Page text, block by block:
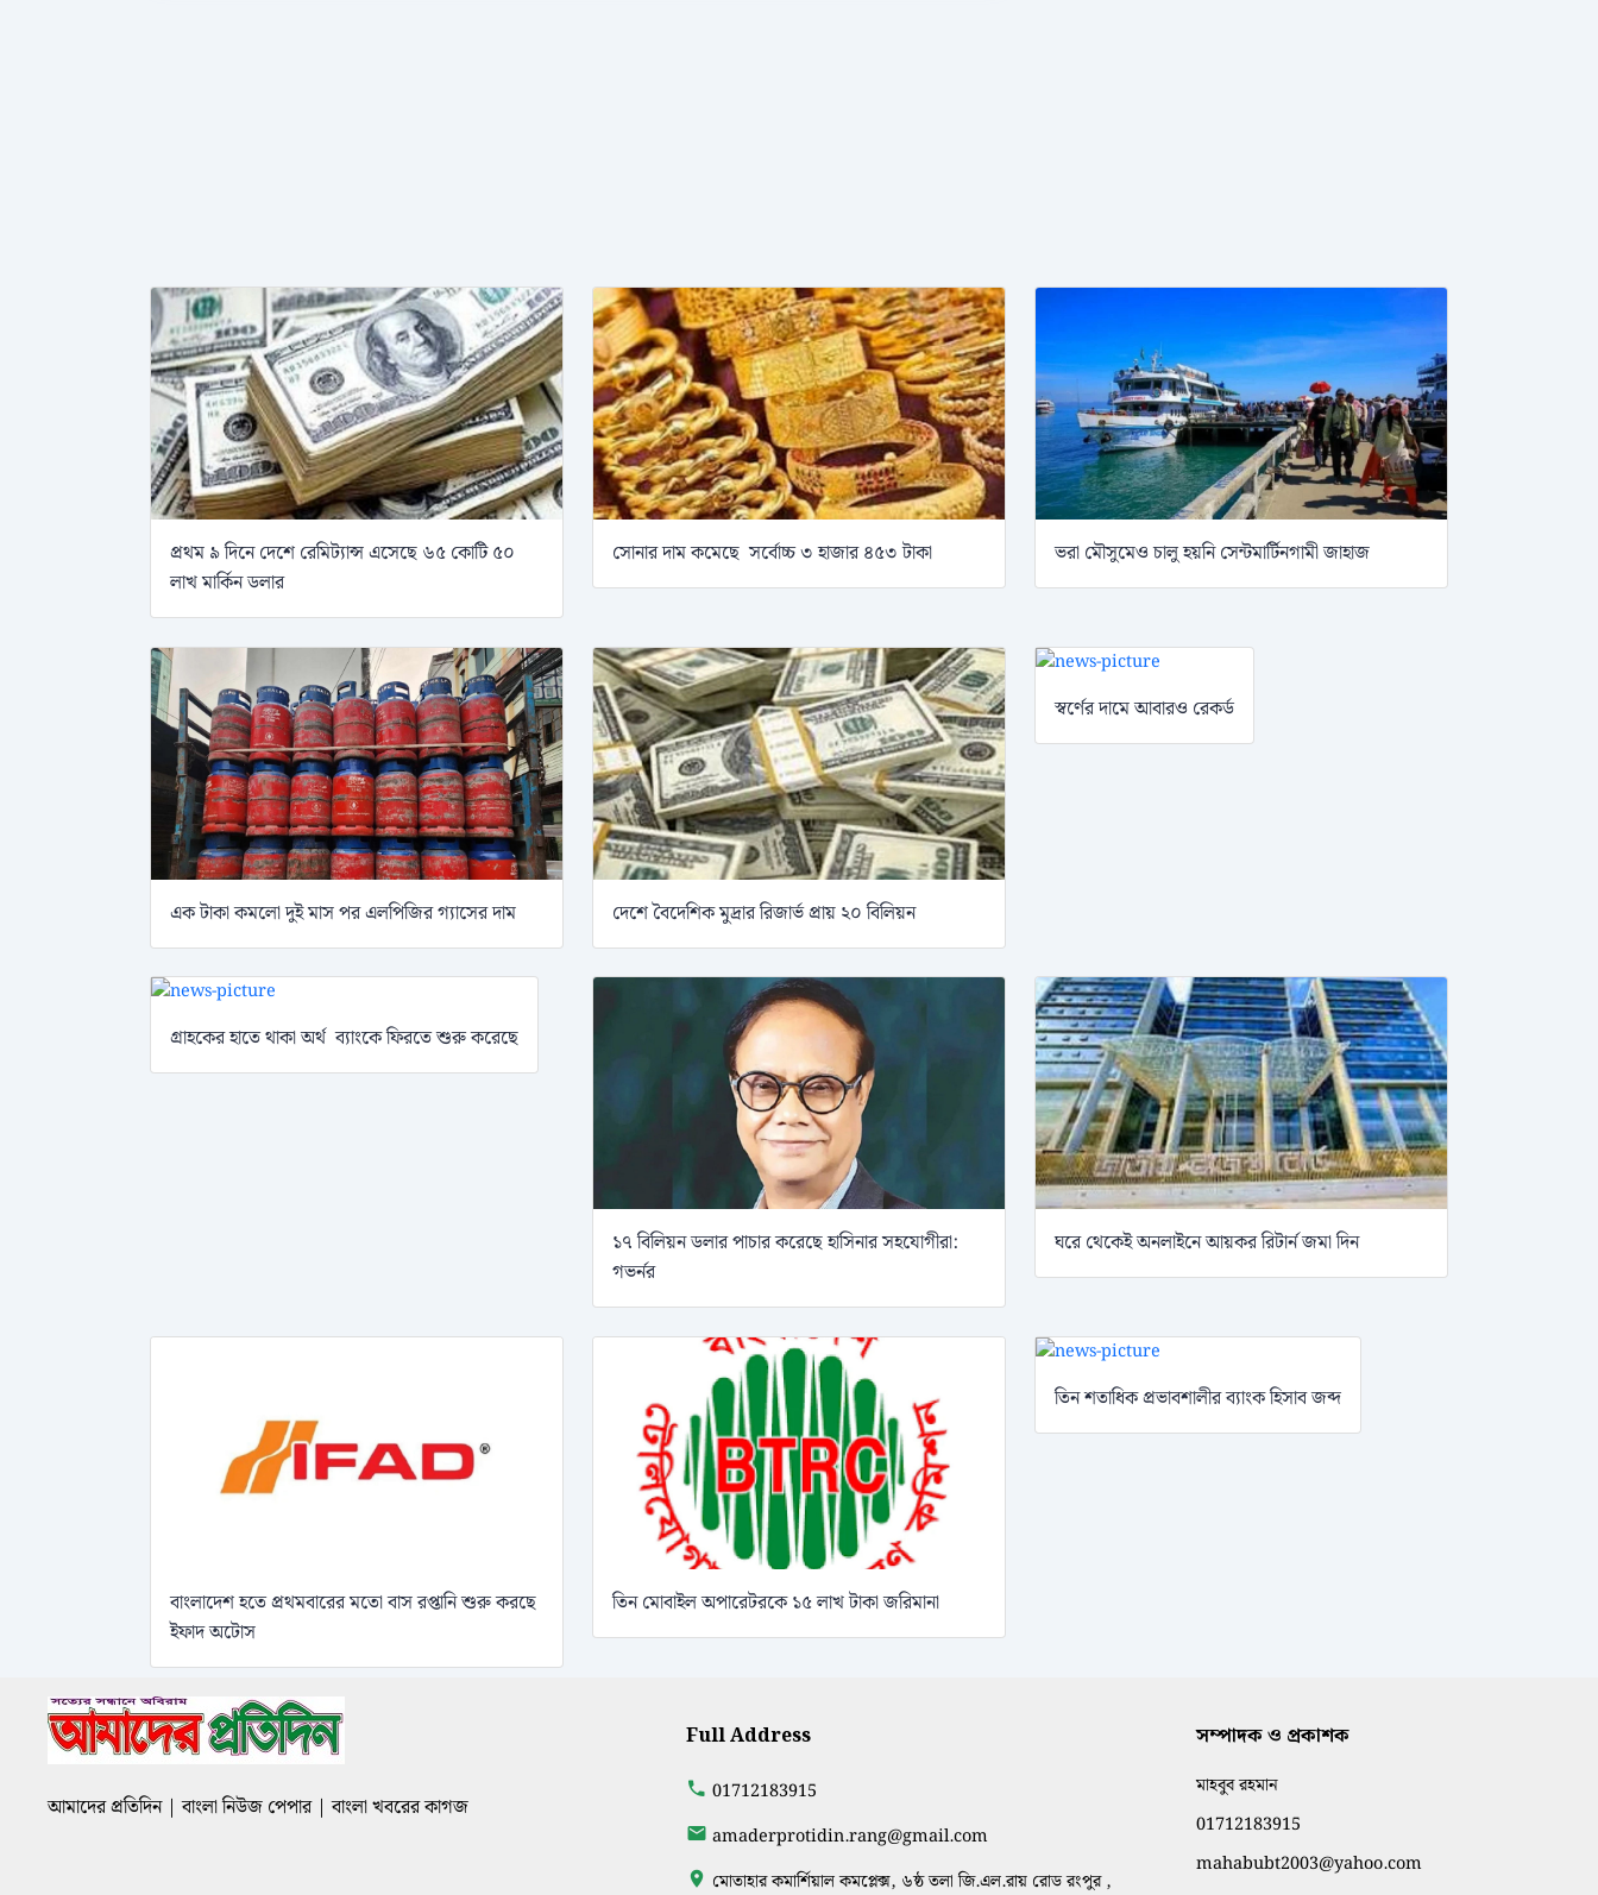
প্রথম ৯ দিনে দেশে রেমিট্যান্স এসেছে ৬৫ কোটি ৫০
লাখ মার্কিন ডলার
সোনার দাম কমেছে সর্বোচ্চ ৩ হাজার ৪৫৩ টাকা ভরা মৌসুমেও চালু হয়নি সেন্টমার্টিনগামী জাহাজ
এক টাকা কমলো দুই মাস পর এলপিজির গ্যাসের দাম দেশে বৈদেশিক মুদ্রার রিজার্ভ প্রায় ২০ বিলিয়ন
স্বর্ণের দামে আবারও রেকর্ড
গ্রাহকের হাতে থাকা অর্থ ব্যাংকে ফিরতে শুরু করেছে
১৭ বিলিয়ন ডলার পাচার করেছে হাসিনার সহযোগীরা:
গভর্নর
ঘরে থেকেই অনলাইনে আয়কর রিটার্ন জমা দিন
বাংলাদেশ হতে প্রথমবারের মতো বাস রপ্তানি শুরু করছে
ইফাদ অটোস
তিন মোবাইল অপারেটরকে ১৫ লাখ টাকা জরিমানা
তিন শতাধিক প্রভাবশালীর ব্যাংক হিসাব জব্দ
আমাদের প্রতিদিন | বাংলা নিউজ পেপার | বাংলা খবরের কাগজ
Full Address
01712183915
amaderprotidin.rang@gmail.com
মোতাহার কমার্শিয়াল কমপ্লেক্স, ৬ষ্ঠ তলা জি.এল.রায় রোড রংপুর ,
সম্পাদক ও প্রকাশক
মাহবুব রহমান
01712183915
mahabubt2003@yahoo.com